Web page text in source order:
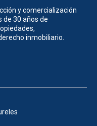
y comercialización
de 30 años de
inmobiliario.